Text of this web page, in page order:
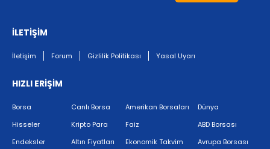
İLETİŞİM
İletişim Forum Gizlilik Politikası Yasal Uyarı
HIZLI ERİŞİM
Borsa
Hisseler
Endeksler
Canlı Borsa
Kripto Para
Altın Fiyatları
Amerikan Borsaları
Faiz
Ekonomik Takvim
Dünya
ABD Borsası
Avrupa Borsası